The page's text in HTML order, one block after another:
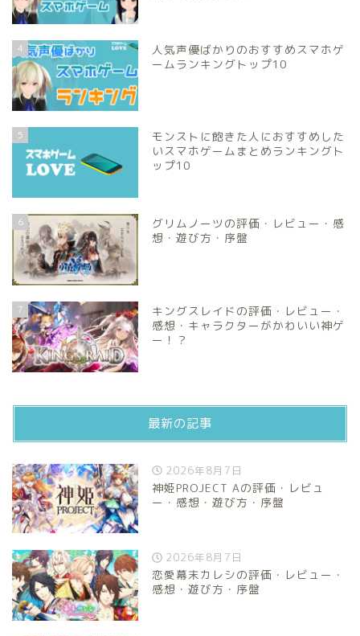
4
人気声優ばかりのおすすめスマホゲ
ームランキングトップ10
5
モンストに飽きた人におすすめした
いスマホゲームまとめランキングト
ップ10
6
グリムノーツの評価・レビュー・感
想・遊び方・序盤
7
キングスレイドの評価・レビュー・
感想・キャラクターがかわいい神ゲ
ー！？
最新の記事
2026年8月7日
神姫PROJECT Aの評価・レビュ
ー・感想・遊び方・序盤
2026年8月7日
恋愛幕末カレシの評価・レビュー・
感想・遊び方・序盤